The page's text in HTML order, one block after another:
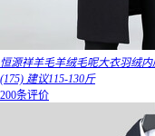
恒源祥羊毛羊绒毛呢大衣羽绒
(175) 建议115-130斤
200条评价